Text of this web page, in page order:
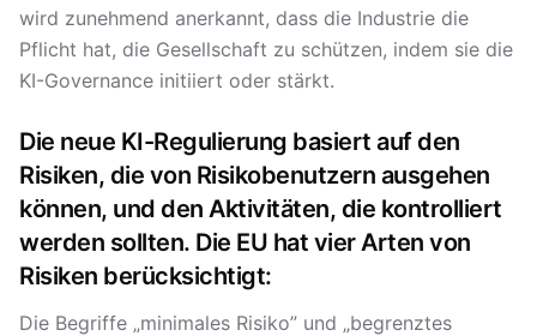
wird zunehmend anerkannt, dass die Industrie die
Pflicht hat, die Gesellschaft zu schützen, indem sie die
KI-Governance initiiert oder stärkt.
Die neue KI-Regulierung basiert auf den
Risiken, die von Risikobenutzern ausgehen
können, und den Aktivitäten, die kontrolliert
werden sollten. Die EU hat vier Arten von
Risiken berücksichtigt:
Die Begriffe „minimales Risiko” und „begrenztes